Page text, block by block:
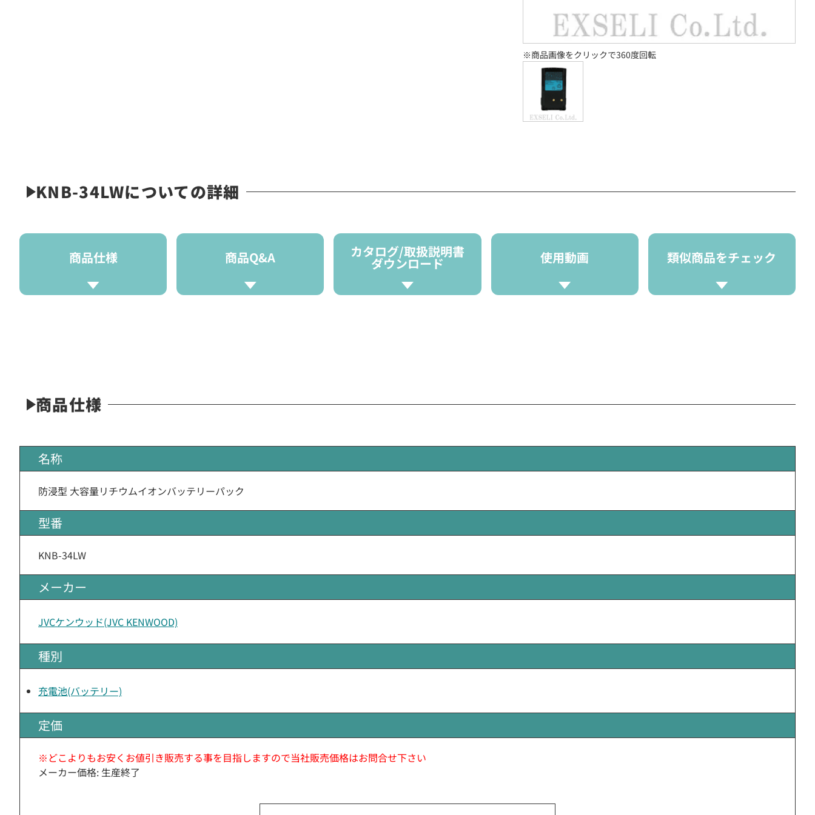
※商品画像をクリックで360度回転
KNB-34LWについての詳細
商品仕様 商品Q&A カタログ/取扱説明書
ダウンロード 使用動画 類似商品をチェック
商品仕様
名称
防浸型 大容量リチウムイオンバッテリーパック
型番
KNB-34LW
メーカー
JVCケンウッド(JVC KENWOOD)
種別
充電池(バッテリー)
定価
※どこよりもお安くお値引き販売する事を目指しますので当社販売価格はお問合せ下さい
メーカー価格: 生産終了